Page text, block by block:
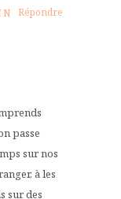
Répondre
passe
sur nos
à les
sur des